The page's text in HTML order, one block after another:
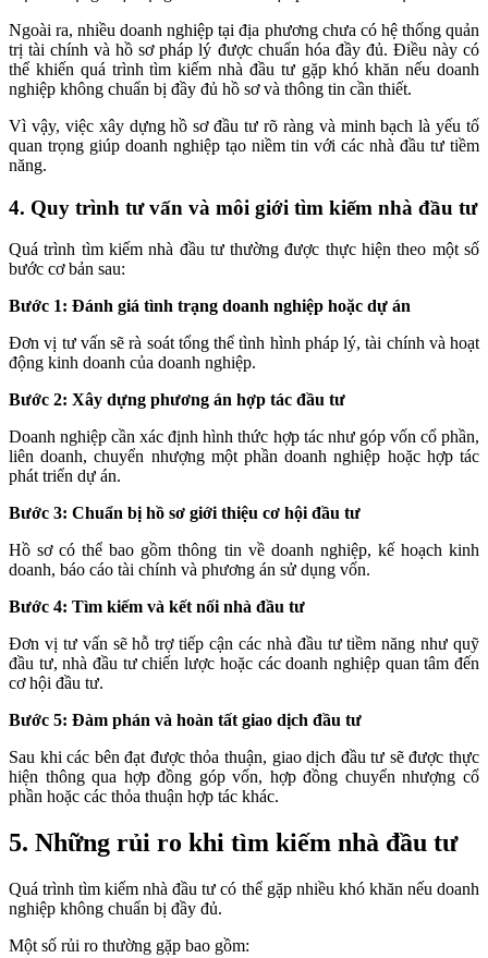
Ngoài ra, nhiều doanh nghiệp tại địa phương chưa có hệ thống quản
trị tài chính và hồ sơ pháp lý được chuẩn hóa đầy đủ. Điều này có
thể khiến quá trình tìm kiếm nhà đầu tư gặp khó khăn nếu doanh
nghiệp không chuẩn bị đầy đủ hồ sơ và thông tin cần thiết.
Vì vậy, việc xây dựng hồ sơ đầu tư rõ ràng và minh bạch là yếu tố
quan trọng giúp doanh nghiệp tạo niềm tin với các nhà đầu tư tiềm
năng.
4. Quy trình tư vấn và môi giới tìm kiếm nhà đầu tư
Quá trình tìm kiếm nhà đầu tư thường được thực hiện theo một số
bước cơ bản sau:
Bước 1: Đánh giá tình trạng doanh nghiệp hoặc dự án
Đơn vị tư vấn sẽ rà soát tổng thể tình hình pháp lý, tài chính và hoạt
động kinh doanh của doanh nghiệp.
Bước 2: Xây dựng phương án hợp tác đầu tư
Doanh nghiệp cần xác định hình thức hợp tác như góp vốn cổ phần,
liên doanh, chuyển nhượng một phần doanh nghiệp hoặc hợp tác
phát triển dự án.
Bước 3: Chuẩn bị hồ sơ giới thiệu cơ hội đầu tư
Hồ sơ có thể bao gồm thông tin về doanh nghiệp, kế hoạch kinh
doanh, báo cáo tài chính và phương án sử dụng vốn.
Bước 4: Tìm kiếm và kết nối nhà đầu tư
Đơn vị tư vấn sẽ hỗ trợ tiếp cận các nhà đầu tư tiềm năng như quỹ
đầu tư, nhà đầu tư chiến lược hoặc các doanh nghiệp quan tâm đến
cơ hội đầu tư.
Bước 5: Đàm phán và hoàn tất giao dịch đầu tư
Sau khi các bên đạt được thỏa thuận, giao dịch đầu tư sẽ được thực
hiện thông qua hợp đồng góp vốn, hợp đồng chuyển nhượng cổ
phần hoặc các thỏa thuận hợp tác khác.
5. Những rủi ro khi tìm kiếm nhà đầu tư
Quá trình tìm kiếm nhà đầu tư có thể gặp nhiều khó khăn nếu doanh
nghiệp không chuẩn bị đầy đủ.
Một số rủi ro thường gặp bao gồm: